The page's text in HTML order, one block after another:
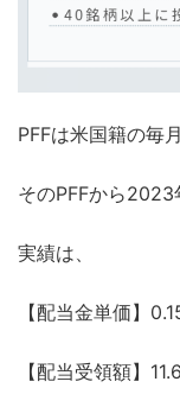
PFFは米国籍の毎
そのPFFから2023
実績は、
【配当金単価】
【配当受領額】